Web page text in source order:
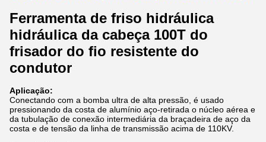
Ferramenta de friso hidráulica
hidráulica da cabeça 100T do
frisador do fio resistente do
condutor
Aplicação:
Conectando com a bomba ultra de alta pressão, é usado
pressionando da costa de alumínio aço-retirada o núcleo aérea e
da tubulação de conexão intermediária da braçadeira de aço da
costa e de tensão da linha de transmissão acima de 110KV.